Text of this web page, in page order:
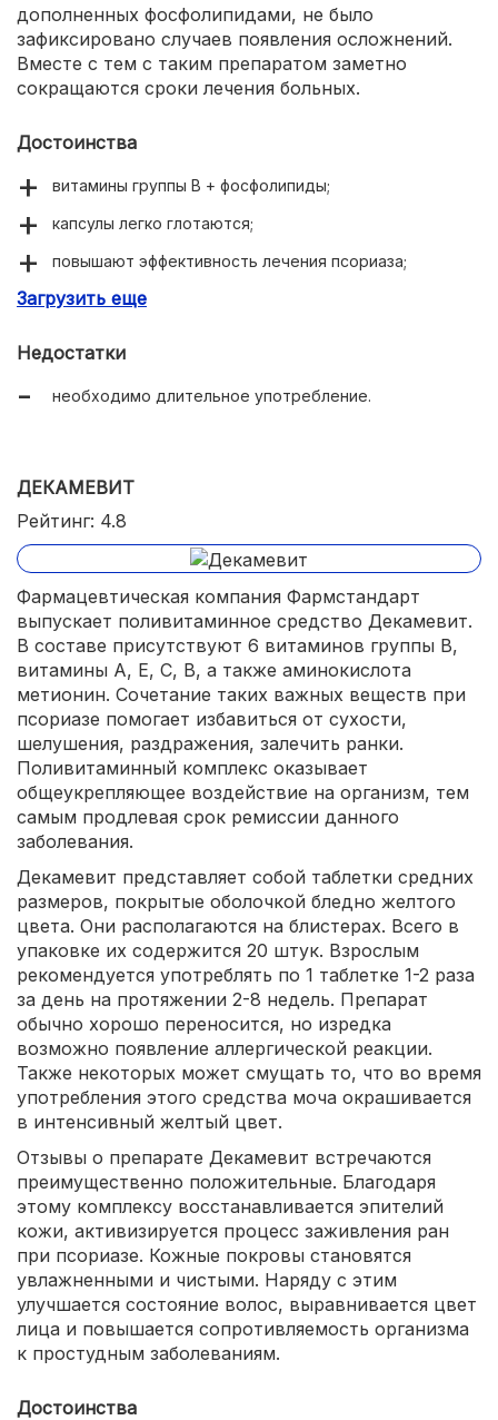
дополненных фосфолипидами, не было
зафиксировано случаев появления осложнений.
Вместе с тем с таким препаратом заметно
сокращаются сроки лечения больных.
Достоинства
витамины группы В + фосфолипиды;
капсулы легко глотаются;
повышают эффективность лечения псориаза;
не вызывают осложнений.
Загрузить еще
Недостатки
необходимо длительное употребление.
ДЕКАМЕВИТ
Рейтинг: 4.8
Фармацевтическая компания Фармстандарт
выпускает поливитаминное средство Декамевит.
В составе присутствуют 6 витаминов группы В,
витамины А, Е, С, В, а также аминокислота
метионин. Сочетание таких важных веществ при
псориазе помогает избавиться от сухости,
шелушения, раздражения, залечить ранки.
Поливитаминный комплекс оказывает
общеукрепляющее воздействие на организм, тем
самым продлевая срок ремиссии данного
заболевания.
Декамевит представляет собой таблетки средних
размеров, покрытые оболочкой бледно желтого
цвета. Они располагаются на блистерах. Всего в
упаковке их содержится 20 штук. Взрослым
рекомендуется употреблять по 1 таблетке 1-2 раза
за день на протяжении 2-8 недель. Препарат
обычно хорошо переносится, но изредка
возможно появление аллергической реакции.
Также некоторых может смущать то, что во время
употребления этого средства моча окрашивается
в интенсивный желтый цвет.
Отзывы о препарате Декамевит встречаются
преимущественно положительные. Благодаря
этому комплексу восстанавливается эпителий
кожи, активизируется процесс заживления ран
при псориазе. Кожные покровы становятся
увлажненными и чистыми. Наряду с этим
улучшается состояние волос, выравнивается цвет
лица и повышается сопротивляемость организма
к простудным заболеваниям.
Достоинства